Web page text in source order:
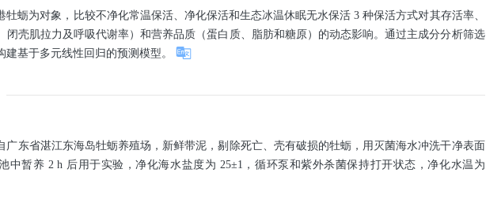
牡蛎为对象，比较不净化常温保活、净化保活和生态冰温休眠无水保活 3 种保活方式对其存活率、
闭壳肌拉力及呼吸代谢率）和营养品质（蛋白质、脂肪和糖原）的动态影响。通过主成分分析筛选
建基于多元线性回归的预测模型。
广东省湛江东海岛牡蛎养殖场，新鲜带泥，剔除死亡、壳有破损的牡蛎，用灭菌海水冲洗干净表面
中暂养 2 h 后用于实验，净化海水盐度为 25±1，循环泵和紫外杀菌保持打开状态，净化水温为